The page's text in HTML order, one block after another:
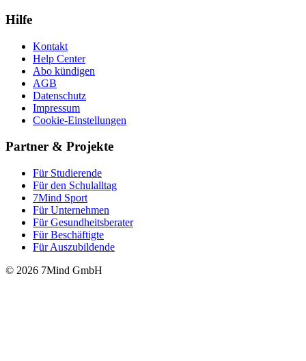
Hilfe
Kontakt
Help Center
Abo kündigen
AGB
Datenschutz
Impressum
Cookie-Einstellungen
Partner & Projekte
Für Stu­die­rende
Für den Schulalltag
7Mind Sport
Für Unter­neh­men
Für Gesund­heits­be­ra­ter
Für Beschäftigte
Für Auszubildende
© 2026 7Mind GmbH